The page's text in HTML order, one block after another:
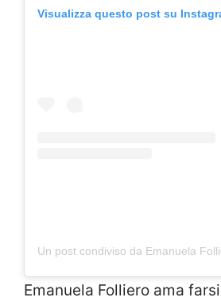
Visualizza questo post su
Emanuela Folliero ama